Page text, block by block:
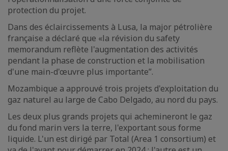
protection du projet.
Dans des éclaircissements à Lusa, la major pétrolière
française a déclaré que «la révision du safety
memorandum reflète l'augmentation des activités
pendant la phase de construction et la mobilisation
d'une main-d'œuvre plus importante”.
Mozambique a approuvé trois projets d'exploitation du
gaz naturel au large de Cabo Delgado, au nord du pays.
Les deux plus grands projets qui achemineront le gaz
du fond marin vers la terre, l'exportant sous forme
liquide. L'un est dirigé par Total (Area 1 consortium) et